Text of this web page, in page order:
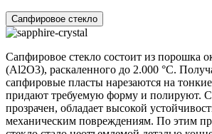
Сапфировое стекло
Сапфировое стекло состоит из порошка
(Al2O3), раскаленного до 2.000 °C.
сапфировые пласты нарезаются на
придают требуемую форму и полируют.
прозрачен, обладает высокой
механическим повреждениям. По этим